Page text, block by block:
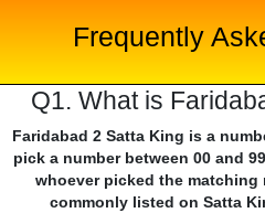
Frequently
Q1. What is
Faridabad 2 Satta King is a
pick a number between 00 and
whoever picked the matching
commonly listed on Satta